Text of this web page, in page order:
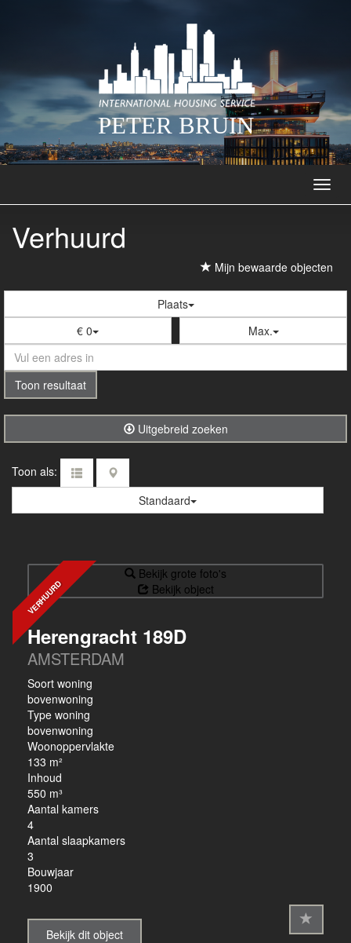
PETER BRUIN
Verhuurd
Mijn bewaarde objecten
Plaats
€ 0
Max.
Toon resultaat
Uitgebreid zoeken
Toon als:
Standaard
VERHUURD
Bekijk grote foto's
Bekijk object
Herengracht 189D
AMSTERDAM
Soort woning
bovenwoning
Type woning
bovenwoning
Woonoppervlakte
133 m²
Inhoud
550 m³
Aantal kamers
4
Aantal slaapkamers
3
Bouwjaar
1900
Bekijk dit object